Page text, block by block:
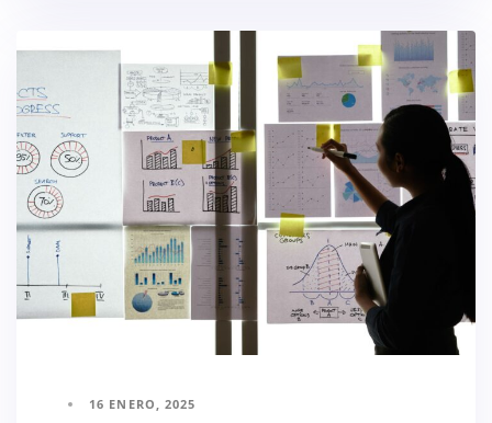
16 ENERO, 2025